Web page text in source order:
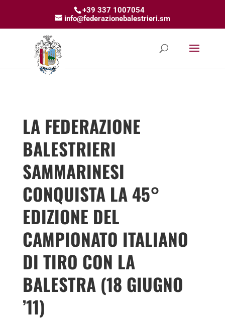
+39 337 1007054
info@federazionebalestrieri.sm
LA FEDERAZIONE
BALESTRIERI
SAMMARINESI
CONQUISTA LA 45°
EDIZIONE DEL
CAMPIONATO ITALIANO
DI TIRO CON LA
BALESTRA (18 GIUGNO
’11)